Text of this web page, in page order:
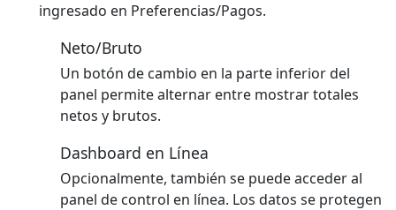
ingresado en Preferencias/Pagos.
Neto/Bruto
Un botón de cambio en la parte inferior del
panel permite alternar entre mostrar totales
netos y brutos.
Dashboard en Línea
Opcionalmente, también se puede acceder al
panel de control en línea. Los datos se protegen